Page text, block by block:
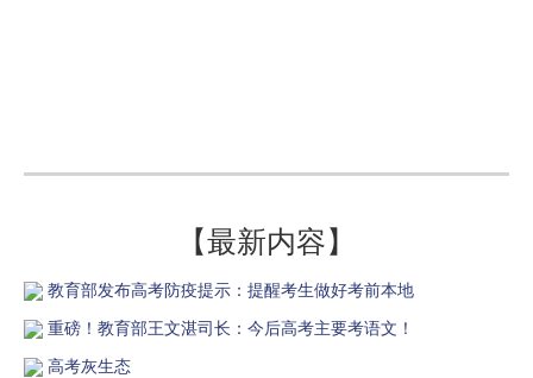
【最新内容】
教育部发布高考防疫提示：提醒考生做好考前本地
重磅！教育部王文湛司长：今后高考主要考语文！
高考灰生态